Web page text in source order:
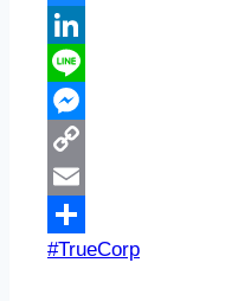
Bluesky
LinkedIn
Line
Messenger
Copy
Link
Email
Share
Post
#TrueCorp